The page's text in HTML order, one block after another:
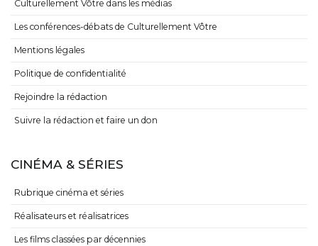
Culturellement Vôtre dans les médias
Les conférences-débats de Culturellement Vôtre
Mentions légales
Politique de confidentialité
Rejoindre la rédaction
Suivre la rédaction et faire un don
CINÉMA & SÉRIES
Rubrique cinéma et séries
Réalisateurs et réalisatrices
Les films classées par décennies